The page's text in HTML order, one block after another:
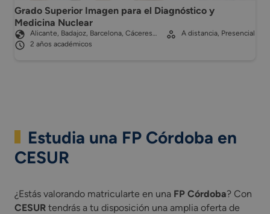
Grado Superior Imagen para el Diagnóstico y
Medicina Nuclear
Alicante, Badajoz, Barcelona, Cáceres…
2 años académicos
A distancia, Presencial
Estudia una FP Córdoba en
CESUR
¿Estás valorando matricularte en una FP Córdoba? Con
CESUR tendrás a tu disposición una amplia oferta de